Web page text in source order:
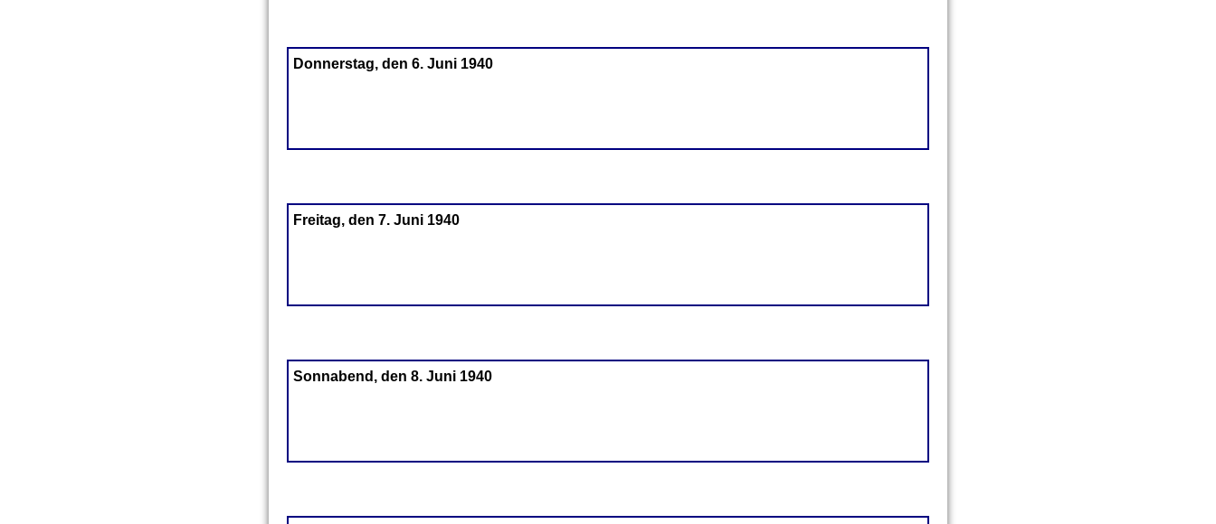
Donnerstag, den 6. Juni 1940
Freitag, den 7. Juni 1940
Sonnabend, den 8. Juni 1940